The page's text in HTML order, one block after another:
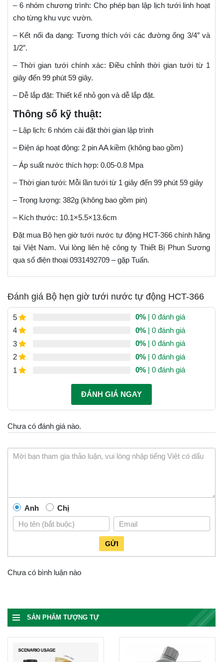
– 6 nhóm chương trình: Cho phép bạn lập lịch tưới linh hoạt
cho từng khu vực vườn.
– Kết nối đa dạng: Tương thích với các đường ống 3/4″ và
1/2″.
– Thời gian tưới chính xác: Điều chỉnh thời gian tưới từ 1
giây đến 99 phút 59 giây.
– Dễ lắp đặt: Thiết kế nhỏ gọn và dễ lắp đặt.
Thông số kỹ thuật:
– Lập lịch: 6 nhóm cài đặt thời gian lập trình
– Điện áp hoạt động: 2 pin AA kiềm (không bao gồm)
– Áp suất nước thích hợp: 0.05-0.8 Mpa
– Thời gian tưới: Mỗi lần tưới từ 1 giây đến 99 phút 59 giây
– Trọng lượng: 382g (không bao gồm pin)
– Kích thước: 10.1×5.5×13.6cm
Đặt mua Bộ hẹn giờ tưới nước tự động HCT-366 chính hãng
tại Việt Nam. Vui lòng liên hệ công ty Thiết Bị Phun Sương
qua số điện thoại 0931492709 – gặp Tuấn.
Đánh giá Bộ hẹn giờ tưới nước tự động HCT-366
5 0% | 0 đánh giá
4
0% | 0 đánh giá
3
0% | 0 đánh giá
2
0% | 0 đánh giá
1
0% | 0 đánh giá
ĐÁNH GIÁ NGAY
Chưa có đánh giá nào.
Anh Chị
GỬI
Chưa có bình luận nào
SẢN PHẨM TƯỢNG TỰ